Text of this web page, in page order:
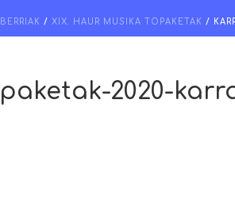
BERRIAK / XIX. HAUR MUSIKA TOPAKETAK /
2020-